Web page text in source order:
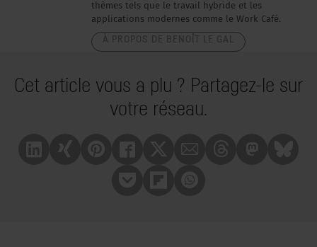
thèmes tels que le travail hybride et les
applications modernes comme le Work Café.
Cet article vous a plu ? Partagez-le sur
votre réseau.